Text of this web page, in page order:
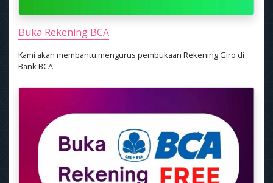
Buka Rekening BCA
Kami akan membantu mengurus pembukaan Rekening Giro di
Bank BCA